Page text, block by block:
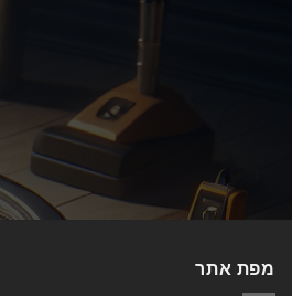
מפת אתר